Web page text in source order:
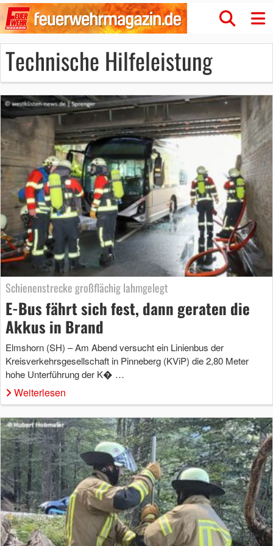
Technische Hilfeleistung
Schienenstrecke großflächig lahmgelegt
E-Bus fährt sich fest, dann geraten die
Akkus in Brand
Elmshorn (SH) – Am Abend versucht ein Linienbus der
Kreisverkehrsgesellschaft in Pinneberg (KViP) die 2,80 Meter
hohe Unterführung der K� …
Weiterlesen